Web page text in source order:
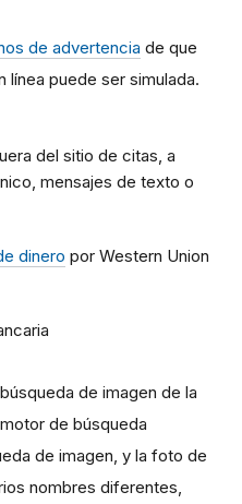
de advertencia de que
línea puede ser simulada.
del sitio de citas, a
mensajes de texto o
dinero por Western Union
de imagen de la
de búsqueda
de imagen, y la foto de
nombres diferentes,